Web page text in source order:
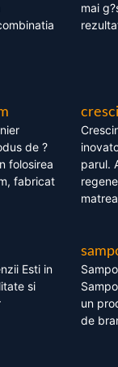
mai
de ?
folosirea
fabricat
parul.
Esti in
si
un
de